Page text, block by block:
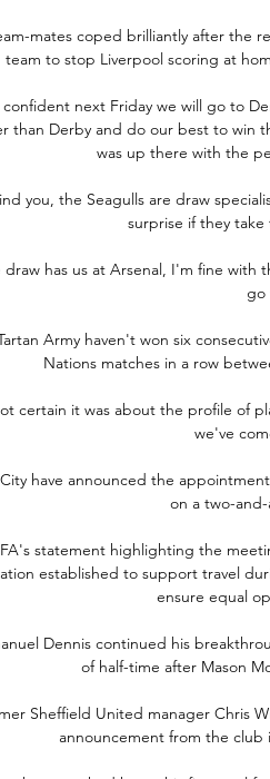
mates coped brilliantly after the
team to stop Liverpool scoring at
next Friday we will go to
than Derby and do our best to win
was up there with the
you, the Seagulls are draw
surprise if they
draw has us at Arsenal, I'm fine with
go
Army haven't won six
Nations matches in a row
certain it was about the profile of
we've
have announced the
on a two-
statement highlighting the
established to support travel
ensure equal
Dennis continued his
of half-time after Mason
Sheffield United manager Chris
announcement from the